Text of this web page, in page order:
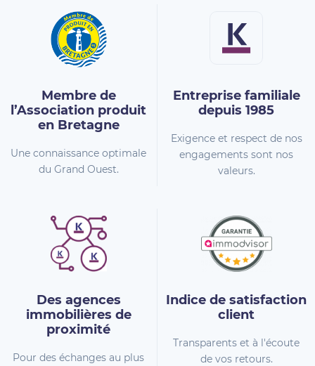
Membre de
l’Association produit
en Bretagne
Une connaissance optimale
du Grand Ouest.
Entreprise familiale
depuis 1985
Exigence et respect de nos
engagements sont nos
valeurs.
Des agences
immobilières de
proximité
Pour des échanges au plus
Indice de satisfaction
client
Transparents et à l'écoute
de vos retours.